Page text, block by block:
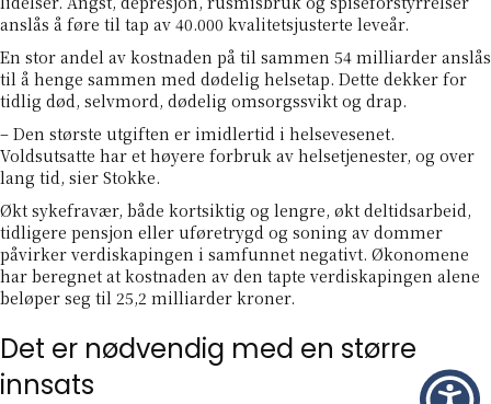
anslås å føre til tap av 40.000 kvalitetsjusterte leveår.
En stor andel av kostnaden på til sammen 54 milliarder anslås
til å henge sammen med dødelig helsetap. Dette dekker for
tidlig død, selvmord, dødelig omsorgssvikt og drap.
– Den største utgiften er imidlertid i helsevesenet.
Voldsutsatte har et høyere forbruk av helsetjenester, og over
lang tid, sier Stokke.
Økt sykefravær, både kortsiktig og lengre, økt deltidsarbeid,
tidligere pensjon eller uføretrygd og soning av dommer
påvirker verdiskapingen i samfunnet negativt. Økonomene
har beregnet at kostnaden av den tapte verdiskapingen alene
beløper seg til 25,2 milliarder kroner.
Det er nødvendig med en større
innsats